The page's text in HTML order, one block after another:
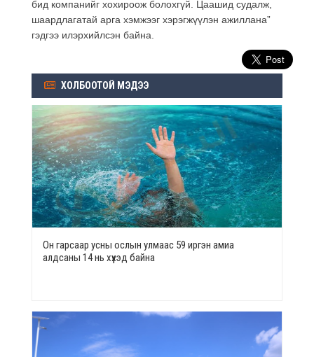
бид компанийг хохироож болохгүй. Цаашид судалж,
шаардлагатай арга хэмжээг хэрэгжүүлэн ажиллана”
гэдгээ илэрхийлсэн байна.
ХОЛБООТОЙ МЭДЭЭ
Он гарсаар усны ослын улмаас 59 иргэн амиа
алдсаны 14 нь хүүхэд байна